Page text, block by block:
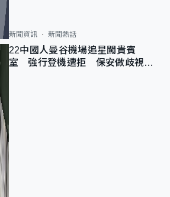
新聞資訊 新聞熱話
22中國人曼谷機場追星闖貴賓
室 強行登機遭拒 保安做歧視手